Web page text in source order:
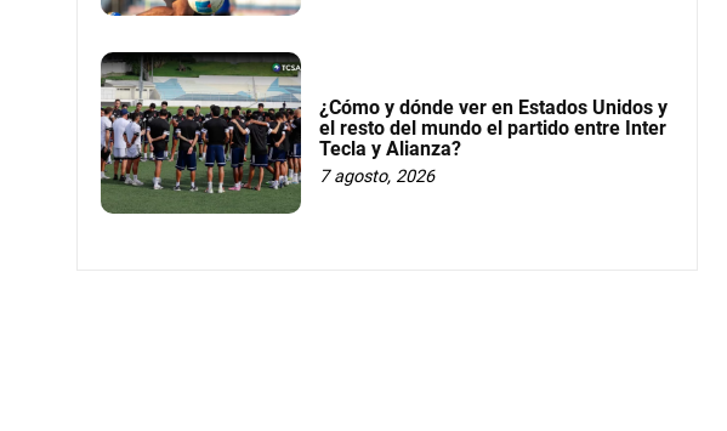
¿Cómo y dónde ver en Estados Unidos y
el resto del mundo el partido entre Inter
Tecla y Alianza?
7 agosto, 2026